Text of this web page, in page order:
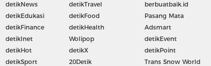
detikNews
detikEdukasi
detikFinance
detikInet
detikHot
detikSport
detikTravel
detikFood
detikHealth
Wolipop
detikX
20Detik
berbuatbaik.id
Pasang Mata
Adsmart
detikEvent
detikPoint
Trans Snow World